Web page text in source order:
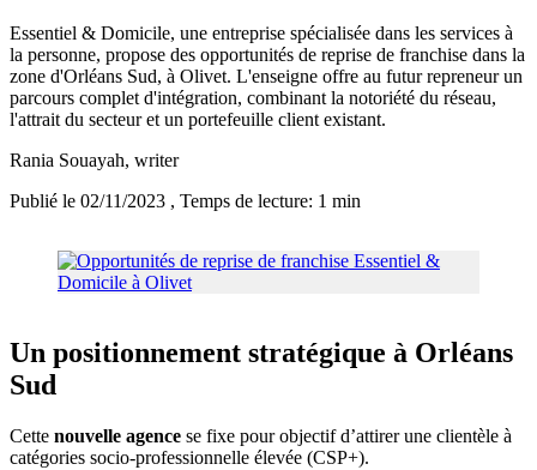
Essentiel & Domicile, une entreprise spécialisée dans les services à
la personne, propose des opportunités de reprise de franchise dans la
zone d'Orléans Sud, à Olivet. L'enseigne offre au futur repreneur un
parcours complet d'intégration, combinant la notoriété du réseau,
l'attrait du secteur et un portefeuille client existant.
Rania Souayah, writer
Publié le 02/11/2023 , Temps de lecture: 1 min
Un positionnement stratégique à Orléans
Sud
Cette nouvelle agence se fixe pour objectif d’attirer une clientèle à
catégories socio-professionnelle élevée (CSP+).